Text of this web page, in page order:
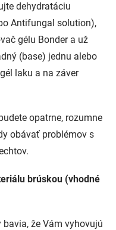
dehydratáciu
Antifungal solution),
gélu Bonder a už
(base) jednu alebo
laku a na záver
opatrne, rozumne
obávať problémov s
brúskou (vhodné
bavia, že Vám vyhovujú